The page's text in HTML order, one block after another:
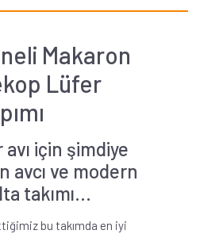
Makaron
Lüfer
için şimdiye
avcı ve modern
takımı...
bu takımda en iyi